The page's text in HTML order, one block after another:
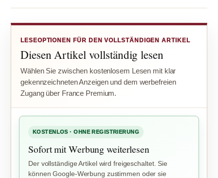
LESEOPTIONEN FÜR DEN VOLLSTÄNDIGEN ARTIKEL
Diesen Artikel vollständig lesen
Wählen Sie zwischen kostenlosem Lesen mit klar
gekennzeichneten Anzeigen und dem werbefreien
Zugang über France Premium.
KOSTENLOS · OHNE REGISTRIERUNG
Sofort mit Werbung weiterlesen
Der vollständige Artikel wird freigeschaltet. Sie
können Google-Werbung zustimmen oder sie